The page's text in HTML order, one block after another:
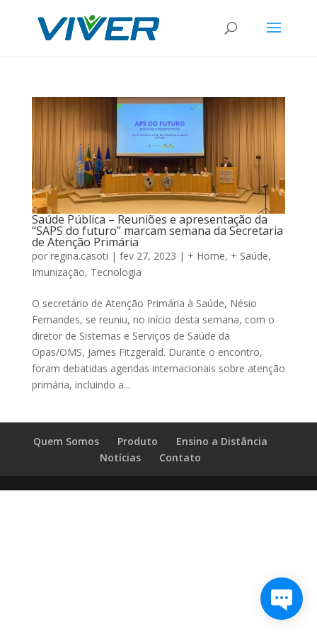
Saúde Pública – Reuniões e apresentação da
“SAPS do futuro” marcam semana da Secretaria
de Atenção Primária
por regina.casoti | fev 27, 2023 | + Home, + Saúde,
Imunização, Tecnologia
O secretário de Atenção Primária à Saúde, Nésio
Fernandes, se reuniu, no início desta semana, com o
diretor de Sistemas e Serviços de Saúde da
Opas/OMS, James Fitzgerald. Durante o encontro,
foram debatidas agendas internacionais sobre atenção
primária, incluindo a...
Quem Somos Produto
Ensino a Distância
Notícias
Contato